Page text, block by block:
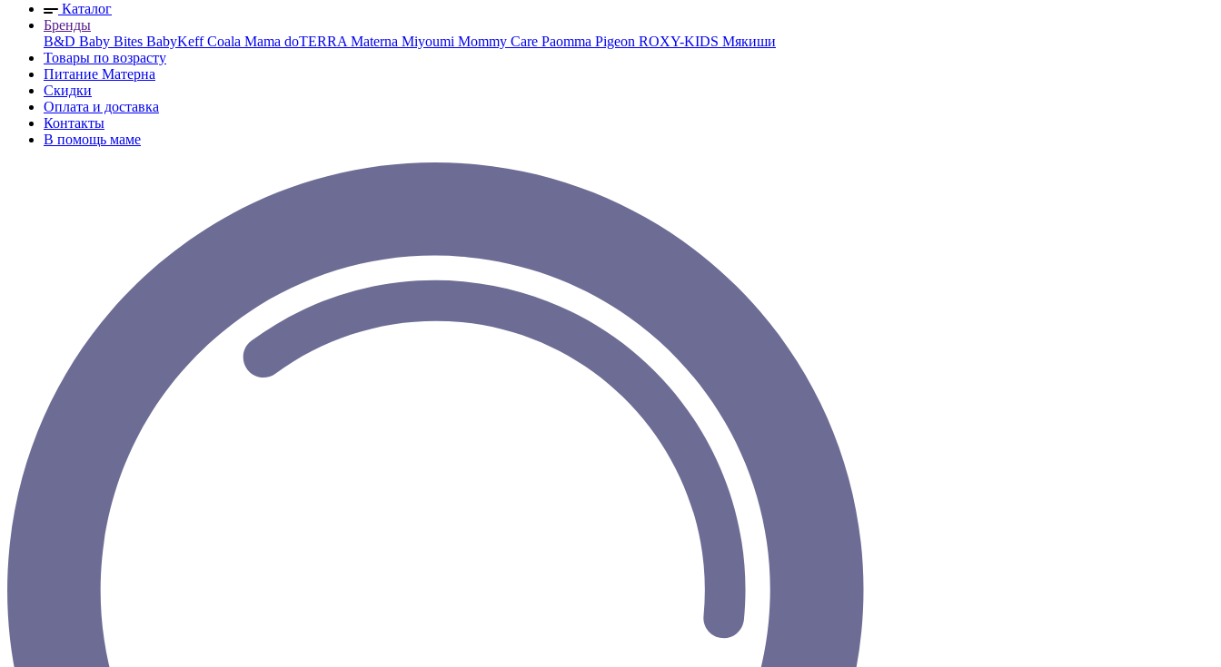
Каталог
Бренды
B&D Baby Bites BabyKeffCoala Mama doTERRA Materna Miyoumi Mommy Care Paomma Pigeon ROXY-KIDS Мякиши
Товары по возрасту
Питание Матерна
Скидки
Оплата и доставка
Контакты
В помощь маме